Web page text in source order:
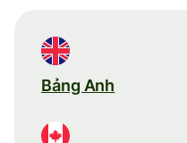
Bảng Anh